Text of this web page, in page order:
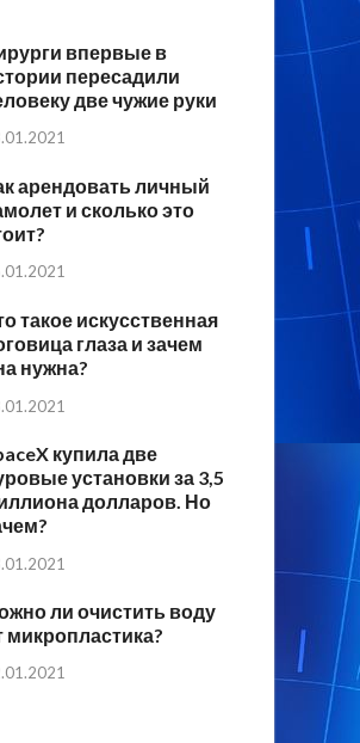
впервые в
пересадили
две чужие руки
арендовать личный
и сколько это
такое искусственная
глаза и зачем
нужна?
купила две
установки за 3,5
долларов. Но
ли очистить воду
микропластика?